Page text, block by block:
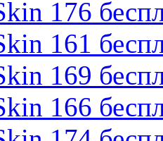
176
161
169
166